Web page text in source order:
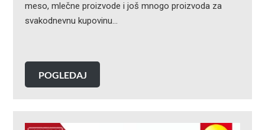
meso, mlečne proizvode i još mnogo proizvoda za
svakodnevnu kupovinu…
POGLEDAJ